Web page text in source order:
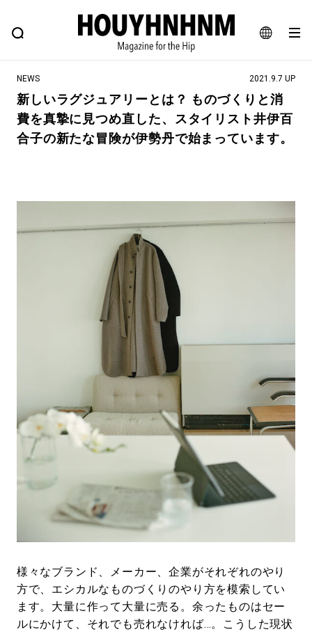
JA
EN
FEATURE BLOG SNAP
ヒップなファッション、カルチャー、ライフスタイルWEBマガジン
#注目のタグ
#NEW VINTAGE #マイナーグッド図鑑
#MONTHLY JOURNAL
#フイナムのYouTube
#FOCUS IT
#FASHION #MUSIC
#SNEAKER
#HANDSOME HANDBOOK
NEWS 2021.9.7 UP
新しいラグジュアリーとは？ ものづくりと消
費を真摯に見つめ直した、スタイリスト井伊百
合子の新たな冒険が伊勢丹で始まっています。
様々なブランド、メーカー、企業がそれぞれのやり
方で、エシカルなものづくりのやり方を模索してい
ます。大量に作って大量に売る。余ったものはセー
ルにかけて、それでも売れなければ…。こうした現状